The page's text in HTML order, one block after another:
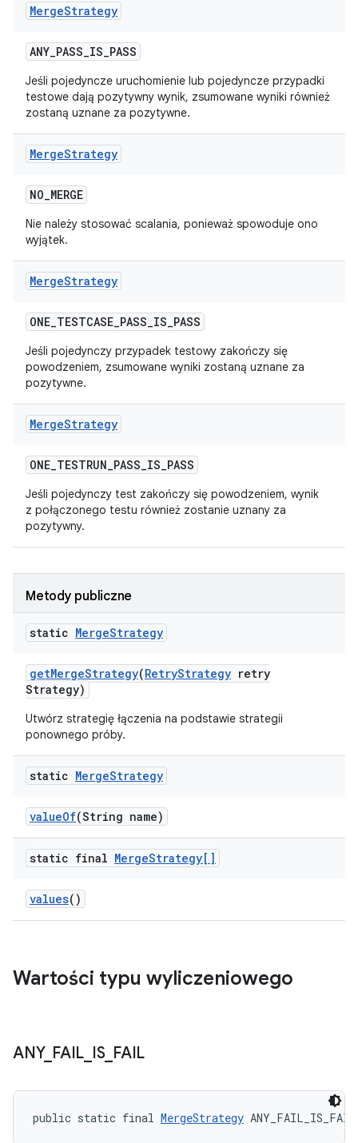
MergeStrategy
ANY_PASS_IS_PASS
Jeśli pojedyncze uruchomienie lub pojedyncze przypadki
testowe dają pozytywny wynik, zsumowane wyniki również
zostaną uznane za pozytywne.
MergeStrategy
NO_MERGE
Nie należy stosować scalania, ponieważ spowoduje ono
wyjątek.
MergeStrategy
ONE_TESTCASE_PASS_IS_PASS
Jeśli pojedynczy przypadek testowy zakończy się
powodzeniem, zsumowane wyniki zostaną uznane za
pozytywne.
MergeStrategy
ONE_TESTRUN_PASS_IS_PASS
Jeśli pojedynczy test zakończy się powodzeniem, wynik
z połączonego testu również zostanie uznany za
pozytywny.
Metody publiczne
static MergeStrategy
getMergeStrategy(RetryStrategy retry
Strategy)
Utwórz strategię łączenia na podstawie strategii
ponownego próby.
static MergeStrategy
valueOf(String name)
static final MergeStrategy[]
values()
Wartości typu wyliczeniowego
ANY_ FAIL IS_ FAIL
public static final MergeStrategy ANY_FAIL_IS_FAIL